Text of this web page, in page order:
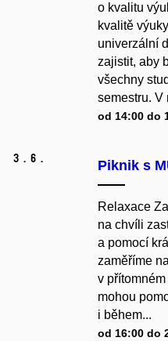
o kvalitu
kvalitě
univerzální
zajistit, aby
všechny
semestru. V
od 14:00 do
3. 6. Piknik s
Relaxace
na chvíli
a pomocí
zaměříme
v
mohou
i během...
od 16:00 do